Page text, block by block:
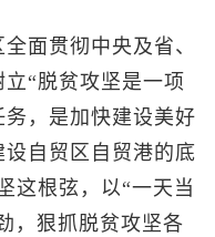
面贯彻中央及省、
“脱贫攻坚是一项
，是加快建设美好
自贸区自贸港的底
这根弦，以“一天当
，狠抓脱贫攻坚各